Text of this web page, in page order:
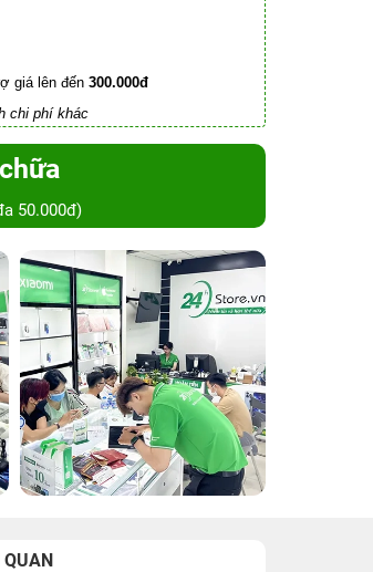
giá lên đến 300.000đ
chi phí khác
50.000đ)